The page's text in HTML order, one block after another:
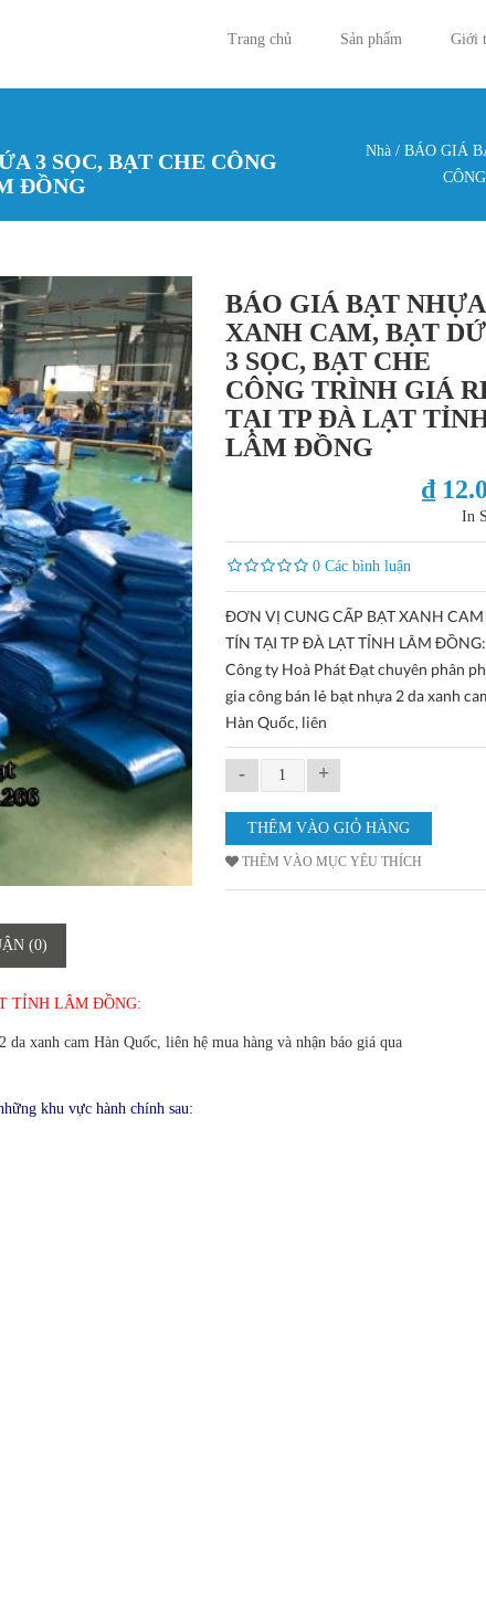
Trang chủ
Sản phẩm Giới
3 SỌC, BẠT CHE CÔNG
ĐỒNG
Bạn đang
Nhà / BÁO GIÁ
BÁO GIÁ BẠT NHỰA
XANH CAM, BẠT
3 SỌC, BẠT CHE
CÔNG TRÌNH GIÁ
TẠI TP ĐÀ LẠT
LÂM ĐỒNG
₫
In
0 Các bình luận
ĐƠN VỊ CUNG CẤP BẠT XANH CAM
TÍN TẠI TP ĐÀ LẠT TỈNH LÂM ĐỒNG:
Công ty Hoà Phát Đạt chuyên phân
gia công bán lẻ bạt nhựa 2 da xanh
Hàn Quốc, liên
- +
THÊM VÀO MỤC YÊU THÍCH
(0)
TỈNH LÂM ĐỒNG:
xanh cam Hàn Quốc, liên hệ mua hàng và nhận báo giá qua
khu vực hành chính sau: